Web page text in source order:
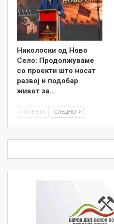
Николоски од Ново
Село: Продолжуваме
со проекти што носат
развој и подобар
живот за…
ПТРЕТХ СЛЕДНО